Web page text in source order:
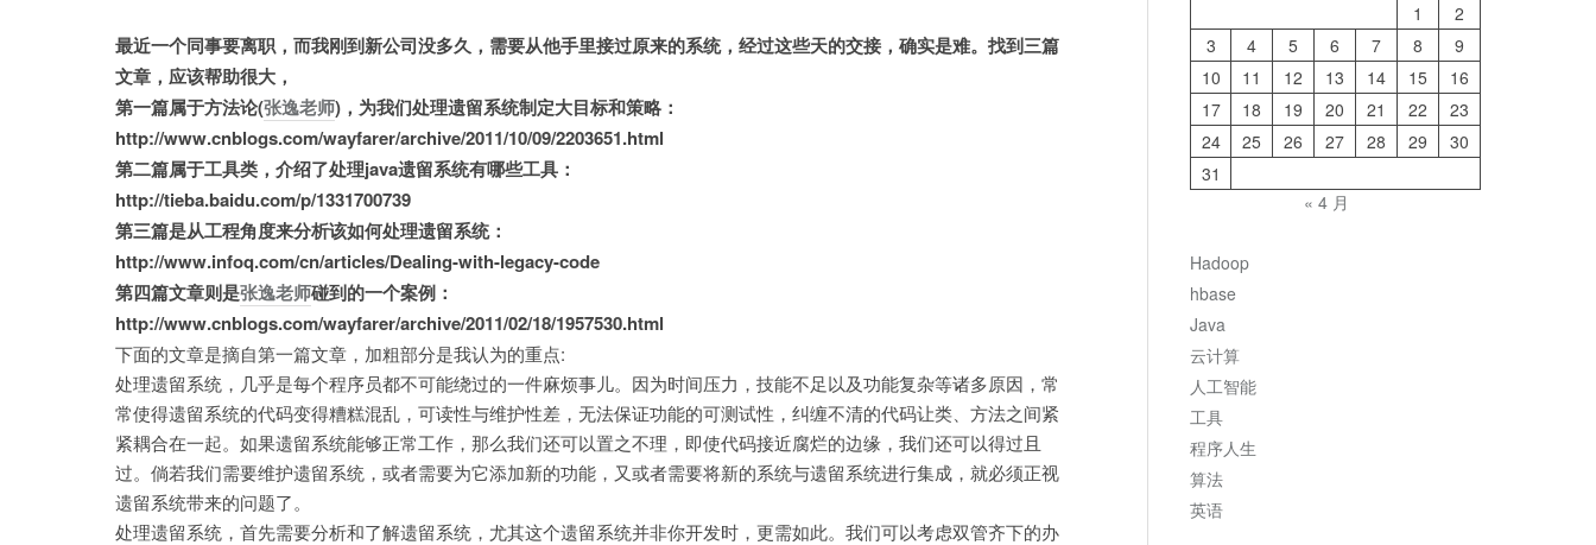
系
最近一个同事要离职，而我刚到新公司没多久，需要从他手里接过原来的系统，经过这些天的交接，确实是难。找到三篇
文章，应该帮助很大，
第一篇属于方法论(张逸老师)，为我们处理遗留系统制定大目标和策略：
http://www.cnblogs.com/wayfarer/archive/2011/10/09/2203651.html
第二篇属于工具类，介绍了处理java遗留系统有哪些工具：
http://tieba.baidu.com/p/1331700739
第三篇是从工程角度来分析该如何处理遗留系统：
http://www.infoq.com/cn/articles/Dealing-with-legacy-code
第四篇文章则是张逸老师碰到的一个案例：
http://www.cnblogs.com/wayfarer/archive/2011/02/18/1957530.html
下面的文章是摘自第一篇文章，加粗部分是我认为的重点:
处理遗留系统，几乎是每个程序员都不可能绕过的一件麻烦事儿。因为时间压力，技能不足以及功能复杂等诸多原因，常
常使得遗留系统的代码变得糟糕混乱，可读性与维护性差，无法保证功能的可测试性，纠缠不清的代码让类、方法之间紧
紧耦合在一起。如果遗留系统能够正常工作，那么我们还可以置之不理，即使代码接近腐烂的边缘，我们还可以得过且
过。倘若我们需要维护遗留系统，或者需要为它添加新的功能，又或者需要将新的系统与遗留系统进行集成，就必须正视
遗留系统带来的问题了。
处理遗留系统，首先需要分析和了解遗留系统，尤其这个遗留系统并非你开发时，更需如此。我们可以考虑双管齐下的办
1
2
3
4 5 6 7 8
9
10
11 12 13 14 15
16
17
18 19 20 21 22
23
24
25 26 27 28 29
30
31
« 4 月
Hadoop
hbase
Java
云计算
人工智能
工具
程序人生
算法
英语